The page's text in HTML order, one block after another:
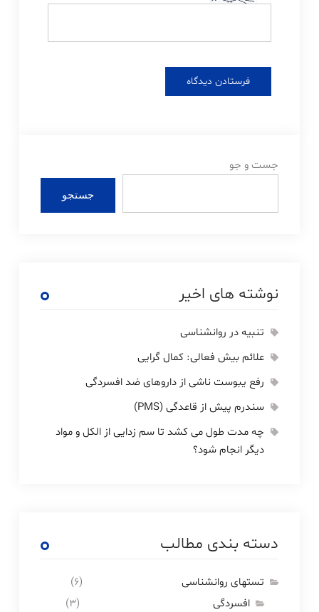
جست و جو
جستجو
نوشته های اخیر
تنبیه در روانشناسی
علائم بیش فعالی: کمال گرایی
رفع یبوست ناشی از داروهای ضد افسردگی
سندرم پیش از قاعدگی (PMS)
چه مدت طول می کشد تا سم زدایی از الکل و مواد
دیگر انجام شود؟
دسته بندی مطالب
تستهای روانشناسی
(۶)
افسردگی
(۳)